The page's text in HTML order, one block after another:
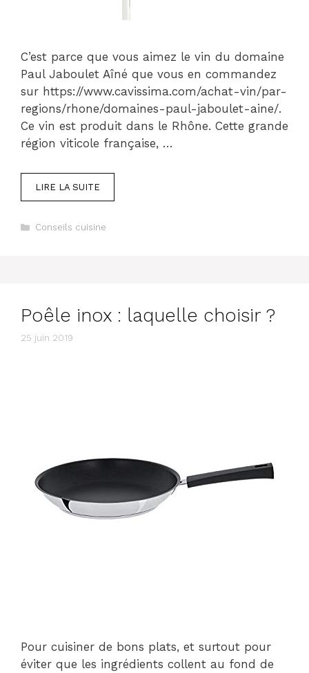
C’est parce que vous aimez le vin du domaine
Paul Jaboulet Aîné que vous en commandez
sur https://www.cavissima.com/achat-vin/par-
regions/rhone/domaines-paul-jaboulet-aine/.
Ce vin est produit dans le Rhône. Cette grande
région viticole française, …
LIRE LA SUITE
Catégories
Conseils cuisine
Poêle inox : laquelle choisir ?
25 juin 2019
Pour cuisiner de bons plats, et surtout pour
éviter que les ingrédients collent au fond de